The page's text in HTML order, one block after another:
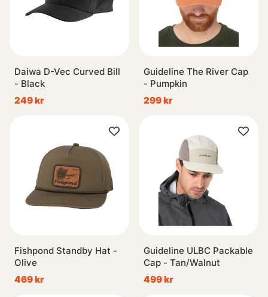
Daiwa D-Vec Curved Bill
- Black
249 kr
Guideline The River Cap
- Pumpkin
299 kr
Fishpond Standby Hat -
Olive
469 kr
Guideline ULBC Packable
Cap - Tan/Walnut
499 kr